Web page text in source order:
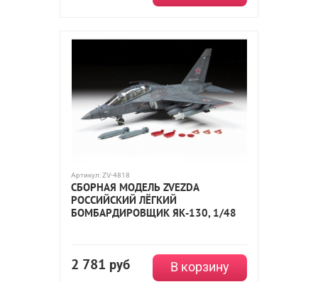
Артикул:ZV-4818
СБОРНАЯ МОДЕЛЬ ZVEZDA
РОССИЙСКИЙ ЛЁГКИЙ
БОМБАРДИРОВЩИК ЯК-130, 1/48
2 781 руб В корзину